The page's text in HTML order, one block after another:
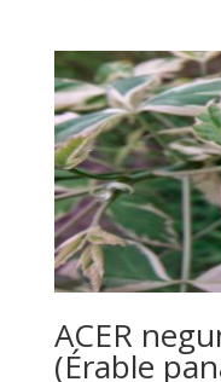
ACER
(Érable